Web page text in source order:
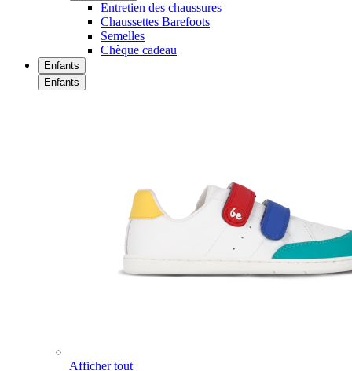
Entretien des chaussures
Chaussettes Barefoots
Semelles
Chèque cadeau
Enfants
Enfants
Afficher tout